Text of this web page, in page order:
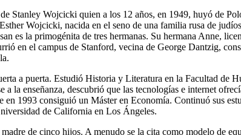
Stanley Wojcicki quien a los 12 años, en 1949, huyó de
Wojcicki, nacida en el seno de una familia rusa de
es la primogénita de tres hermanas. Su hermana Anne,
en el campus de Stanford, vecina de George Dantzig,
a puerta. Estudió Historia y Literatura en la Facultad de
la enseñanza, descubrió que las tecnologías e internet
1993 consiguió un Máster en Economía. Continuó sus
de California en Los Ángeles.
de cinco hijos. A menudo se la cita como modelo de